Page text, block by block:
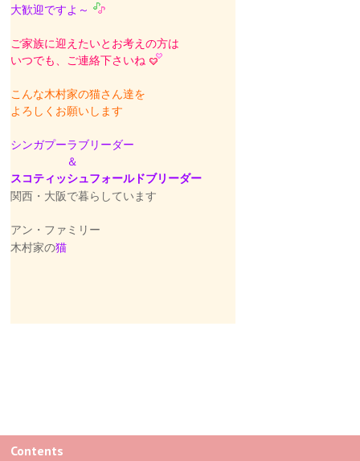
大歓迎ですよ～
ご家族に迎えたいとお考えの方は
いつでも、ご連絡下さいね
こんな木村家の猫さん達を
よろしくお願いします
シンガプーラブリーダー
＆
スコティッシュフォールドブリーダー
関西・大阪で暮らしています
アン・ファミリー
木村家の猫
Contents